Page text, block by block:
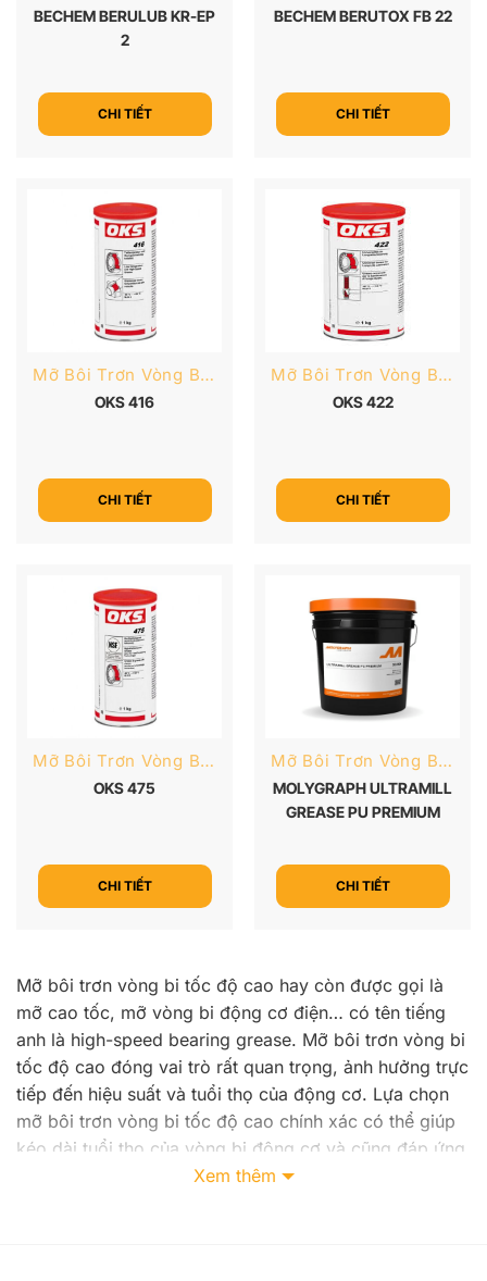
BECHEM BERULUB KR-EP
2
CHI TIẾT
BECHEM BERUTOX FB 22
CHI TIẾT
Mỡ Bôi Trơn Vòng Bi Tốc Độ Cao
OKS 416
CHI TIẾT
Mỡ Bôi Trơn Vòng Bi Tốc Độ Cao
OKS 422
CHI TIẾT
Mỡ Bôi Trơn Vòng Bi Tốc Độ Cao
OKS 475
CHI TIẾT
Mỡ Bôi Trơn Vòng Bi Tốc Độ Cao
MOLYGRAPH ULTRAMILL
GREASE PU PREMIUM
CHI TIẾT
Mỡ bôi trơn vòng bi tốc độ cao hay còn được gọi là
mỡ cao tốc, mỡ vòng bi động cơ điện… có tên tiếng
anh là high-speed bearing grease. Mỡ bôi trơn vòng bi
tốc độ cao đóng vai trò rất quan trọng, ảnh hưởng trực
tiếp đến hiệu suất và tuổi thọ của động cơ. Lựa chọn
mỡ bôi trơn vòng bi tốc độ cao chính xác có thể giúp
kéo dài tuổi thọ của vòng bi động cơ và cũng đáp ứng
được các yêu cầu hiệu suất đặc biệt khác của động
Xem thêm